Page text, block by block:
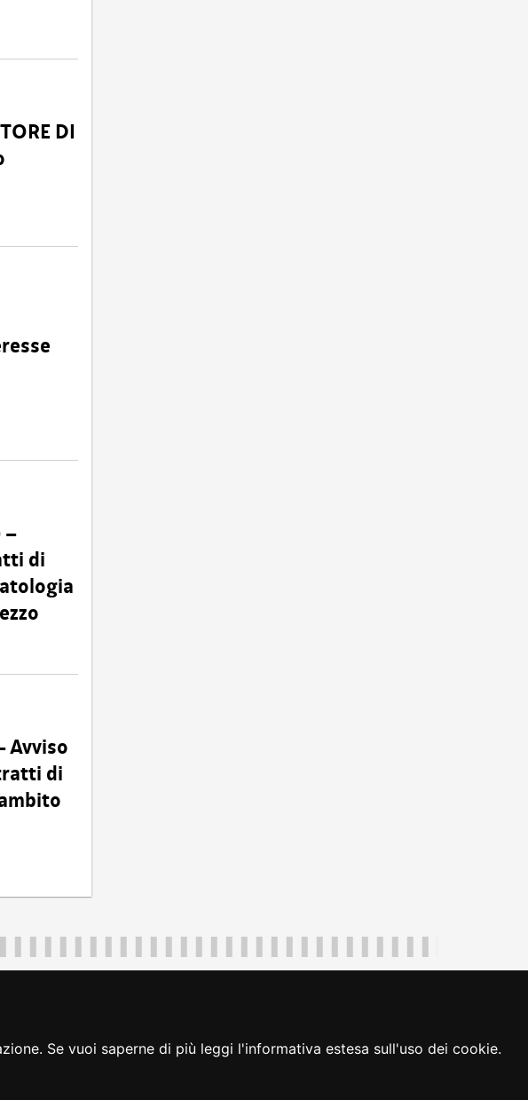
Se vuoi saperne di più leggi l'informativa estesa sull'uso dei cookie.
DI
di
Avviso
di
feedback cambio preferenze cookie loginFVG